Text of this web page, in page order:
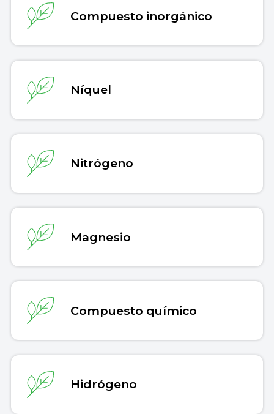
Compuesto inorgánico
Níquel
Nitrógeno
Magnesio
Compuesto químico
Hidrógeno